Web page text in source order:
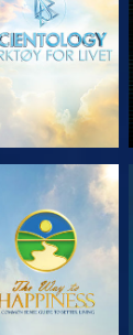
SERIEN
SE